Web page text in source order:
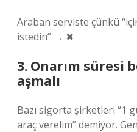
Araban serviste çünkü
istedin” → ✖
3. Onarım süresi
aşmalı
Bazı sigorta şirketleri “1
araç verelim” demiyor.